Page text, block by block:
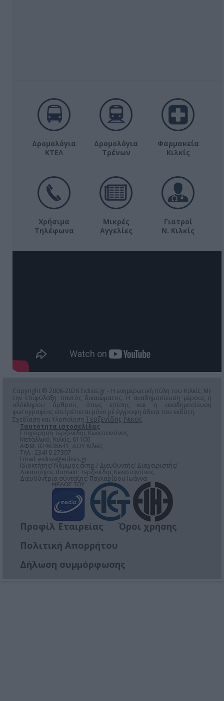
Δρομολόγια
ΚΤΕΛ
Δρομολόγια
Τρένων
Φαρμακεία
Κιλκίς
Χρήσιμα
Τηλέφωνα
Μικρές
Αγγελίες
Γιατροί
Ν. Κιλκίς
Copyright © 2006-2026 Eidisis.gr - Η ενημερωτική πύλη του Κιλκίς. Με
την επιφύλαξη παντός δικαιώματος. Η αναδημοσίευση μέρους ή
ολόκληρου άρθρου, όπως επίσης και η αναδημοσίευση
φωτογραφίας επιτρέπεται μόνο μέ έγγραφη άδεια του εκδότη.
Σχεδίαση και Υλοποίηση Τερζενίδης Νικος
Ταυτότητα ιστοσελίδας
Επιχείρηση Τερζενίδης Κωνσταντίνος
Μεταλλικό, Κιλκίς, 61100
ΑΦΜ: 024638641, ΔΟΥ Κιλκίς
Τηλ.: 23410 27307
Email: eidisis@eidisis.gr
Ιδιοκτήτης/ Νόμιμος εκπρ./ Διευθυντής/ Διαχειριστής/
Δικαιούχος domain: Τερζενίδης Κωνσταντίνος
Διευθύντρια σύνταξης: Παγλαρίδου Ιωάννα
Προφίλ Εταιρείας
Όροι χρήσης
Πολιτική Απορρήτου
Δήλωση συμμόρφωσης